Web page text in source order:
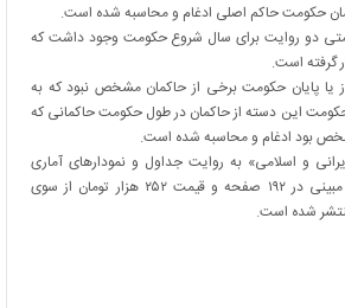
حکومت حاکم اصلی ادغام و محاسبه شده است.
دو روایت برای سال شروع حکومت وجود داشت که
گرفته است.
یا پایان حکومت برخی از حاکمان مشخص نبود که به
این دسته از حاکمان در طول حکومت حاکمانی که
بود ادغام و محاسبه شده است.
و اسلامی» به روایت جداول و نمودارهای آماری
تالیف سینا فروزش و مریم مبینی در ۱۹۲ صفحه و قیمت ۲۵۲ هزار تومان از سوی
شده است.